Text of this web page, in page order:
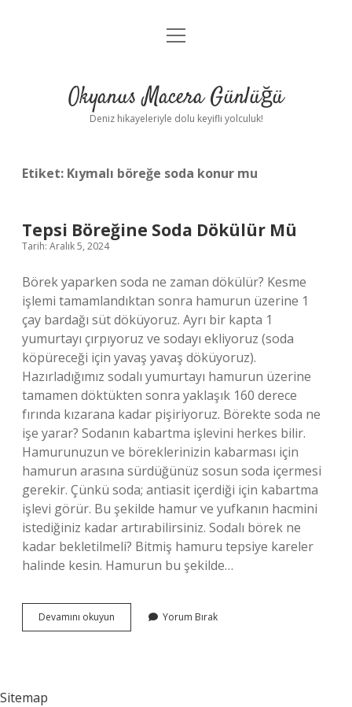
Anasayfa
Yasal Uyarı
menüyü
Okyanus Macera Günlüğü
Deniz hikayeleriyle dolu keyifli yolculuk!
Etiket: Kıymalı böreğe soda konur mu
Tepsi Böreğine Soda Dökülür Mü
Tarih: Aralık 5, 2024
Börek yaparken soda ne zaman dökülür? Kesme
işlemi tamamlandıktan sonra hamurun üzerine 1
çay bardağı süt döküyoruz. Ayrı bir kapta 1
yumurtayı çırpıyoruz ve sodayı ekliyoruz (soda
köpüreceği için yavaş yavaş döküyoruz).
Hazırladığımız sodalı yumurtayı hamurun üzerine
tamamen döktükten sonra yaklaşık 160 derece
fırında kızarana kadar pişiriyoruz. Börekte soda ne
işe yarar? Sodanın kabartma işlevini herkes bilir.
Hamurunuzun ve böreklerinizin kabarması için
hamurun arasına sürdüğünüz sosun soda içermesi
gerekir. Çünkü soda; antiasit içerdiği için kabartma
işlevi görür. Bu şekilde hamur ve yufkanın hacmini
istediğiniz kadar artırabilirsiniz. Sodalı börek ne
kadar bekletilmeli? Bitmiş hamuru tepsiye kareler
halinde kesin. Hamurun bu şekilde…
Devamını okuyun
Böreğine
Yorum Bırak
Sitemap